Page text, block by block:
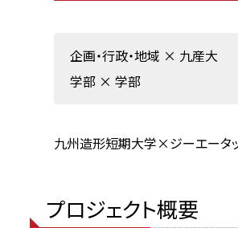
企画・行政・地域 × 九産大
学部 × 学部
九州造形短期大学×ジーエータ
プロジェクト概要